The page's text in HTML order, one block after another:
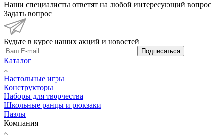
Наши специалисты ответят на любой интересующий вопрос
Задать вопрос
Будьте в курсе наших акций и новостей
Подписаться
Каталог
Настольные игры
Конструкторы
Наборы для творчества
Школьные ранцы и рюкзаки
Пазлы
Компания